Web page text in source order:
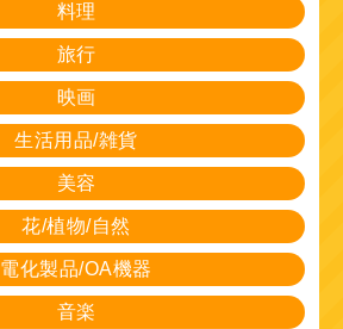
料理
旅行
映画
生活用品/雑貨
美容
花/植物/自然
電化製品/OA機器
音楽